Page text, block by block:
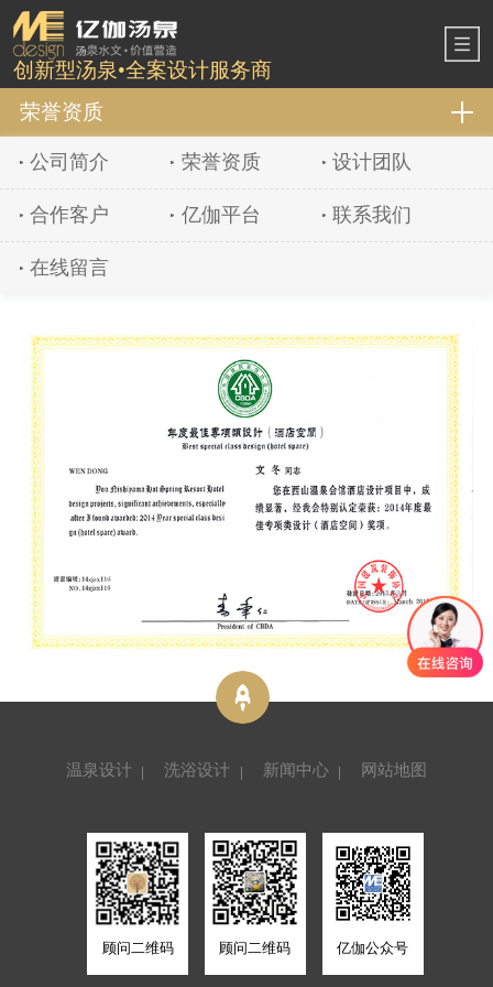
创新型汤泉•全案设计服务商
荣誉资质
公司简介 荣誉资质 设计团队
合作客户 亿伽平台 联系我们
在线留言
温泉设计 洗浴设计 新闻中心 网站地图
顾问二维码 顾问二维码 亿伽公众号